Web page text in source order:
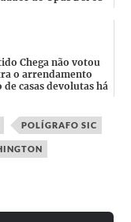
Chega não votou
o arrendamento
de casas devolutas há
POLÍGRAFO SIC